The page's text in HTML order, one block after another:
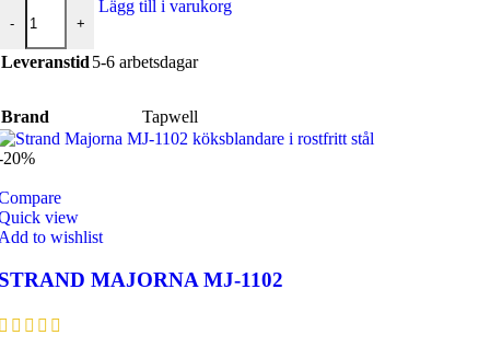
nuvarande
priset
är:
3
-
med duschset EVM168 + ZSAL105 mängd
+
Lägg till i varukorg
Leveranstid 5-6 arbetsdagar
Brand Tapwell
20%
view
to wishlist
MAJORNA MJ-1102